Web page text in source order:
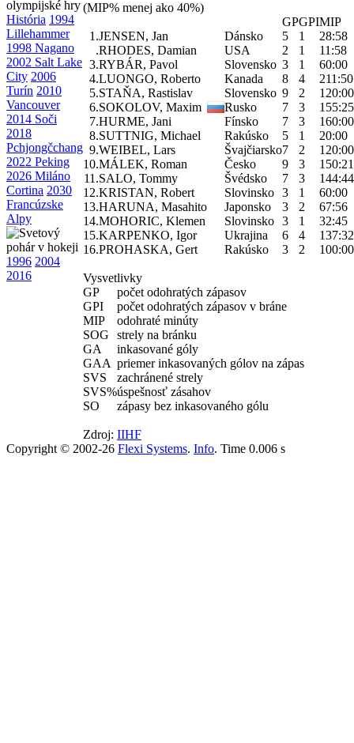
História 1994
Lillehammer
1998 Nagano
2002 Salt Lake
City 2006
Turín 2010
Vancouver
2014 Soči
2018
Pchjongčchang
2022 Peking
2026 Miláno
Cortina 2030
Francúzske
Alpy
1996 2004
2016
(MIP% menej ako 40%)
GPGPIMIP
1.JENSEN, Jan Dánsko 5 1
28:58
.RHODES, Damian USA 2 1
11:58
3.RYBÁR, Pavol Slovensko 3 1
60:00
4.LUONGO, Roberto Kanada 8 4
211:50
5.STAŇA, Rastislav Slovensko 9 2
120:00
6.SOKOLOV, Maxim Rusko 7 3
155:25
7.HURME, Jani Fínsko 7 3
160:00
8.SUTTNIG, Michael Rakúsko 5 1
20:00
9.WEIBEL, Lars Švajčiarsko7 2
120:00
10.MÁLEK, Roman Česko 9 3
150:21
11.SALO, Tommy Švédsko 7 3
144:44
12.KRISTAN, Robert Slovinsko 3 1
60:00
13.HARUNA, Masahito Japonsko 3 2
67:56
14.MOHORIC, Klemen Slovinsko 3 1
32:45
15.KARPENKO, Igor Ukrajina 6 4
137:32
16.PROHASKA, Gert Rakúsko 3 2 100:00
Vysvetlivky
GP
počet odohratých zápasov
GPI
počet odohratých zápasov v bráne
MIP
odohraté minúty
SOG
strely na bránku
GA
inkasované góly
GAA priemer inkasovaných gólov na zápas
SVS
zachránené strely
SVS%úspešnosť zásahov
SO
zápasy bez inkasovaného gólu
Zdroj: IIHF
Copyright © 2002-26 Flexi Systems. Info. Time 0.006 s